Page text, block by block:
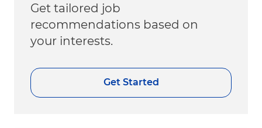
Get tailored job
recommendations based on
your interests.
Get Started